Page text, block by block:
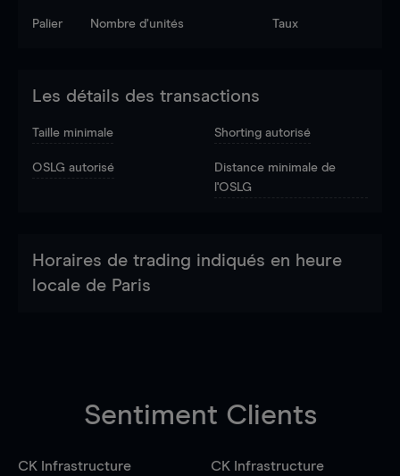
Palier Nombre d’unités Taux
Les détails des transactions
Taille minimale Shorting autorisé
OSLG autorisé
Distance minimale de
l'OSLG
Horaires de trading indiqués en heure
locale de Paris
Sentiment Clients
CK Infrastructure
CK Infrastructure